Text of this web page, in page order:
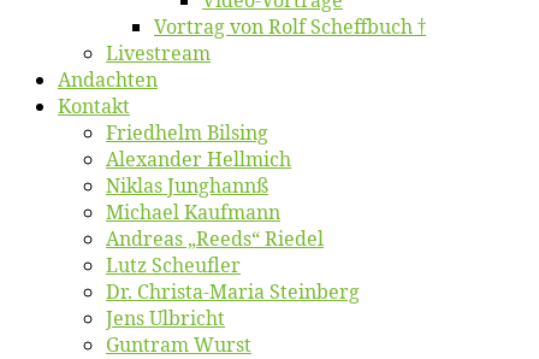
Vor­trag von Rolf Scheffbuch †
Live­stream
An­dach­ten
Kon­takt
Fried­helm Bilsing
Alex­an­der Hellmich
Ni­klas Junghannß
Mi­cha­el Kaufmann
An­dre­as „Reeds“ Riedel
Lutz Scheuf­ler
Dr. Chris­­ta-Ma­ria Steinberg
Jens Ulb­richt
Gun­tram Wurst